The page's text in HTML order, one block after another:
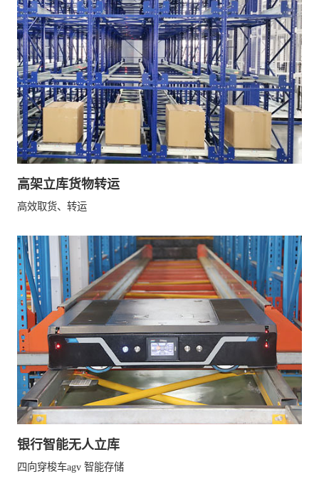
高架立库货物转运
高效取货、转运
银行智能无人立库
四向穿梭车agv 智能存储